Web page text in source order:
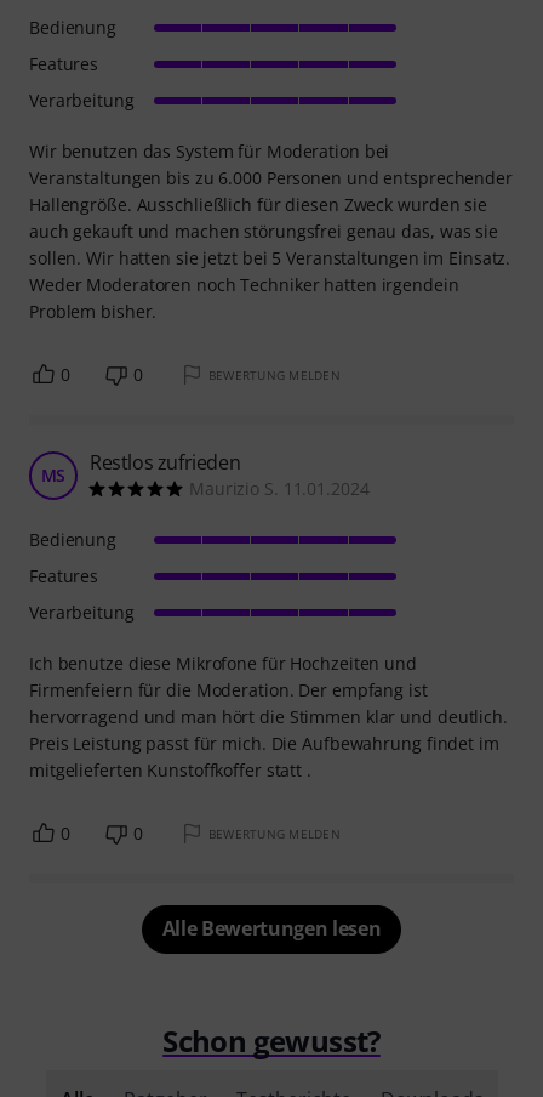
Wir benutzen das System für Moderation bei
Veranstaltungen bis zu 6.000 Personen und entsprechender
Hallengröße. Ausschließlich für diesen Zweck wurden sie
auch gekauft und machen störungsfrei genau das, was sie
sollen. Wir hatten sie jetzt bei 5 Veranstaltungen im Einsatz.
Weder Moderatoren noch Techniker hatten irgendein
Problem bisher.
Bedienung
Features
Verarbeitung
0 0 BEWERTUNG MELDEN
MS Restlos zufrieden
Maurizio S. 11.01.2024
Ich benutze diese Mikrofone für Hochzeiten und
Firmenfeiern für die Moderation. Der empfang ist
hervorragend und man hört die Stimmen klar und deutlich.
Preis Leistung passt für mich. Die Aufbewahrung findet im
mitgelieferten Kunstoffkoffer statt .
Bedienung
Features
Verarbeitung
0 0 BEWERTUNG MELDEN
Alle Bewertungen lesen
Schon gewusst?